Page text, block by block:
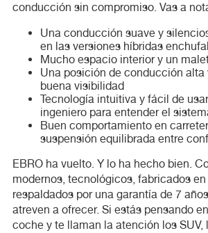
conducción sin compromiso. Vas a
Una conducción suave y
en las versiones híbridas
Mucho espacio interior y un
Una posición de conducción alta
buena visibilidad
Tecnología intuitiva y fácil de
ingeniero para entender el
Buen comportamiento en
suspensión equilibrada entre
EBRO ha vuelto. Y lo ha hecho bien.
modernos, tecnológicos, fabricados en
respaldados por una garantía de 7
atreven a ofrecer. Si estás pensando
coche y te llaman la atención los SUV,